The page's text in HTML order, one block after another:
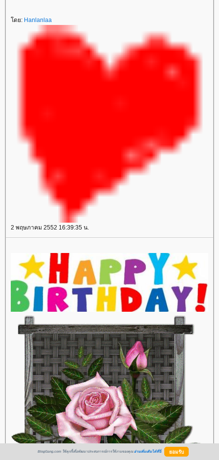
ดย: Hanlanlaa
2 พฤษภาคม 2552 16:39:35 น.
BlogGang.com ใช้คุกกี้เพื่อพัฒนาประสบการณ์การใช้งานของคุณ อ่านเพิ่มเติมได้ที่นี่